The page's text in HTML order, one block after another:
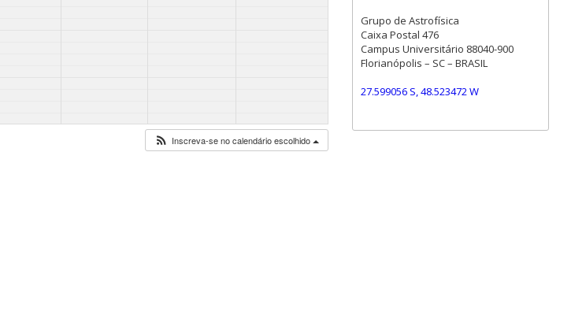
Inscreva-se no calendário escolhido
Grupo de Astrofísica
Caixa Postal 476
Campus Universitário 88040-900
Florianópolis – SC – BRASIL
27.599056 S, 48.523472 W